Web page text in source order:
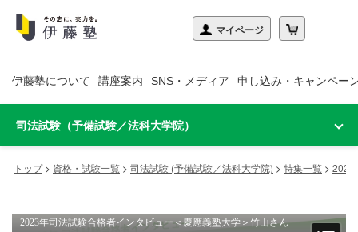
伊藤塾について 講座案内 SNS・メディア 申し込み・キャンペー
司法試験（予備試験／法科大学院）
トップ> 資格・試験一覧 > 司法試験 (予備試験／法科大学院) > 特集一覧 > 2023